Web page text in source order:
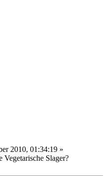
2010, 01:34:19 »
Vegetarische Slager?